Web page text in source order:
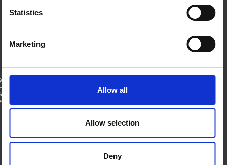
Statistics
Marketing
Allow all
Allow selection
Deny
اتصل بنا
بلو سكاي
إكس
منتدى SSHAP
الممولين